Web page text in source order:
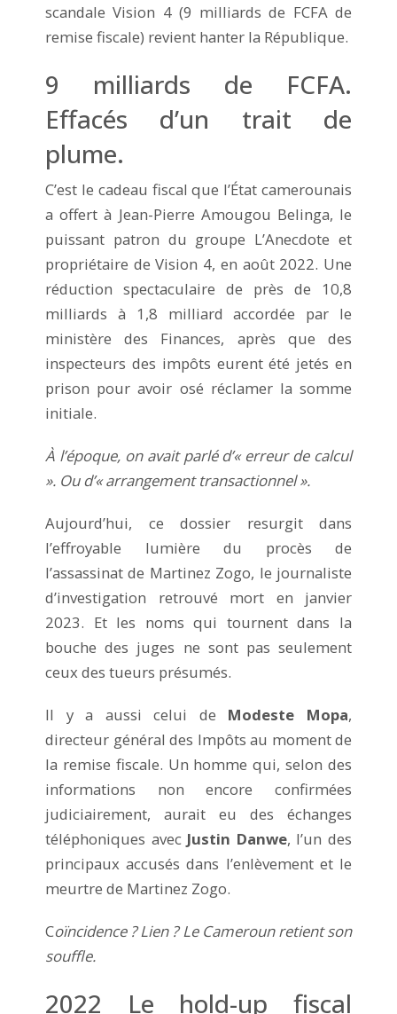
scandale Vision 4 (9 milliards de FCFA de
remise fiscale) revient hanter la République.
9 milliards de FCFA.
Effacés d’un trait de
plume.
C’est le cadeau fiscal que l’État camerounais
a offert à Jean-Pierre Amougou Belinga, le
puissant patron du groupe L’Anecdote et
propriétaire de Vision 4, en août 2022. Une
réduction spectaculaire de près de 10,8
milliards à 1,8 milliard accordée par le
ministère des Finances, après que des
inspecteurs des impôts eurent été jetés en
prison pour avoir osé réclamer la somme
initiale.
À l’époque, on avait parlé d’« erreur de calcul
». Ou d’« arrangement transactionnel ».
Aujourd’hui, ce dossier resurgit dans
l’effroyable lumière du procès de
l’assassinat de Martinez Zogo, le journaliste
d’investigation retrouvé mort en janvier
2023. Et les noms qui tournent dans la
bouche des juges ne sont pas seulement
ceux des tueurs présumés.
Il y a aussi celui de Modeste Mopa,
directeur général des Impôts au moment de
la remise fiscale. Un homme qui, selon des
informations non encore confirmées
judiciairement, aurait eu des échanges
téléphoniques avec Justin Danwe, l’un des
principaux accusés dans l’enlèvement et le
meurtre de Martinez Zogo.
Coïncidence ? Lien ? Le Cameroun retient son
souffle.
2022 Le hold-up fiscal